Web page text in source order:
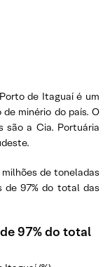
de Itaguaí é um
minério do país. O
são a Cia. Portuária
de toneladas
de 97% do total das
97% do total